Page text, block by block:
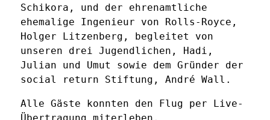
Schikora, und der ehrenamtliche
ehemalige Ingenieur von Rolls-Royce,
Holger Litzenberg, begleitet von
unseren drei Jugendlichen, Hadi,
Julian und Umut sowie dem Gründer der
social return Stiftung, André Wall.
Alle Gäste konnten den Flug per Live-